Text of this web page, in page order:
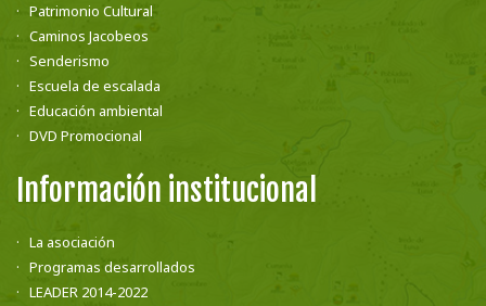
Patrimonio Cultural
Caminos Jacobeos
Senderismo
Escuela de escalada
Educación ambiental
DVD Promocional
Información institucional
La asociación
Programas desarrollados
LEADER 2014-2022